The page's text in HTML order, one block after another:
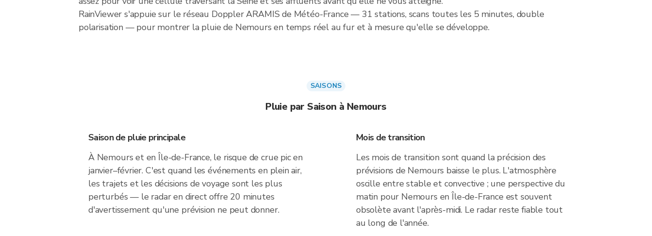
RainViewer s'appuie sur le réseau Doppler ARAMIS de Météo-France — 31 stations, scans toutes les 5 minutes, double
polarisation — pour montrer la pluie de Nemours en temps réel au fur et à mesure qu'elle se développe.
SAISONS
Pluie par Saison à Nemours
Saison de pluie principale
À Nemours et en Île-de-France, le risque de crue pic en
janvier–février. C'est quand les événements en plein air,
les trajets et les décisions de voyage sont les plus
perturbés — le radar en direct offre 20 minutes
d'avertissement qu'une prévision ne peut donner.
Mois de transition
Les mois de transition sont quand la précision des
prévisions de Nemours baisse le plus. L'atmosphère
oscille entre stable et convective ; une perspective du
matin pour Nemours en Île-de-France est souvent
obsolète avant l'après-midi. Le radar reste fiable tout
au long de l'année.